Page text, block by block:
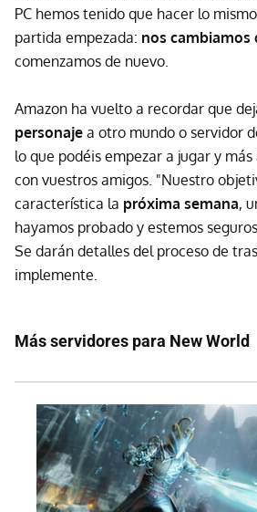
PC hemos tenido que hacer lo
partida empezada: nos cambiamos
comenzamos de nuevo.
Amazon ha vuelto a recordar que
personaje a otro mundo o servidor
lo que podéis empezar a jugar y
con vuestros amigos. "Nuestro
característica la próxima semana,
hayamos probado y estemos
Se darán detalles del proceso de
implemente.
Más servidores para New World